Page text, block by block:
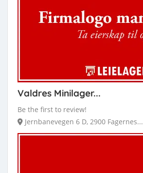
Valdres Minilager...
Be the first to review!
Jernbanevegen 6 D, 2900 Fagernes...